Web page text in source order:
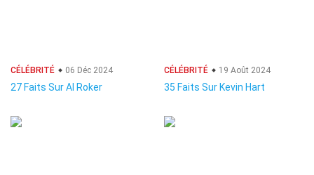
CÉLÉBRITÉ 06 Déc 2024
27 Faits Sur Al Roker
CÉLÉBRITÉ 19 Août 2024
35 Faits Sur Kevin Hart